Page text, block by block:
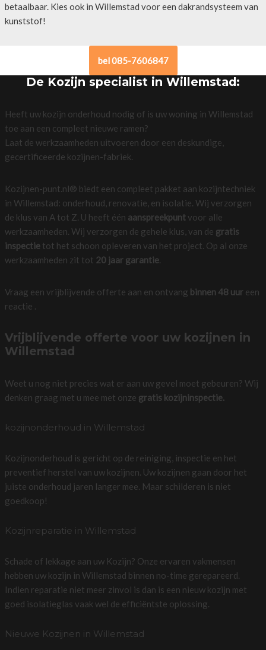
betaalbaar. Kies ook in Willemstad voor een dakrandsysteem van
kunststof!
bel 085-7606847
De Kozijn specialist in Willemstad:
Heeft uw kozijn onderhoud nodig of is uw woning in Willemstad
toe aan een compleet nieuwe ramen?
Laat de werkzaamheden uitvoeren door een deskundige,
gecertificeerde kozijnen-fabriek.
Kozijnen-punt.nl® biedt een compleet pakket aan kozijntechniek
in Willemstad: onderhoud, renovatie, en isolatie. Wij verzorgen
de klus van A tot Z. U heeft één aanspreekpuntvoor alle
werkzaamheden. Wij verzorgen de gehele klus, van de gratis
inspectietot het schoon opleveren van het project. Op al onze
werkzaamheden zit tot 20 jaar garantie.
Vraag een vrijblijvende offerte aan en ontvang binnen 48 uureen
reactie .
Vrijblijvende offerte voor uw kozijnen in
Willemstad
Weet u nog niet precies wat er aan uw gevel moet gebeuren? Wij
denken graag met u mee met onze gratis kozijninspectie.
kozijnonderhoud in Willemstad
Kozijnonderhoud is gericht op de reiniging, inspectie en het
preventief herstel van uw kozijnen. Uw kozijnen gaan door het
juiste onderhoud jaren langer mee. Maar schilderen is niet
goedkoop!
Kozijnreparatie in Willemstad
Schade of lekkage aan uw Kozijn? Onze ervaren vakmensen
hebben uw kozijn in Willemstad binnen no-time gerepareerd.
Indien reparatie niet meer zinvol is dan is een nieuw kozijn met
goed isolatieglas vaak wel de efficiëntste oplossing.
Nieuwe Kozijnen in Willemstad